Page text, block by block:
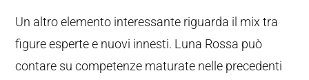
Un altro elemento interessante riguarda il mix tra
figure esperte e nuovi innesti. Luna Rossa può
contare su competenze maturate nelle precedenti